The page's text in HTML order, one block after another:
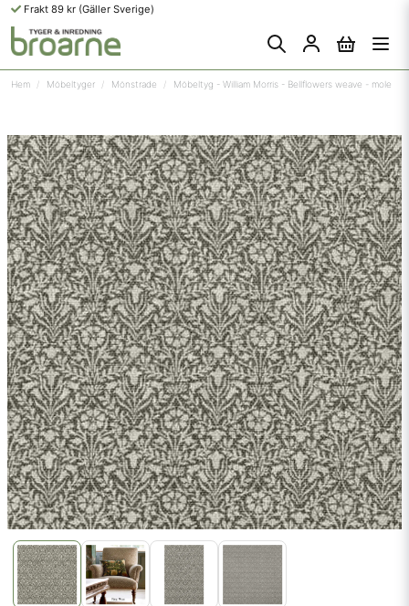
Frakt 89 kr (Gäller Sverige)
Hem Möbeltyger Mönstrade Möbeltyg - William Morris - Bellflowers weave - mole